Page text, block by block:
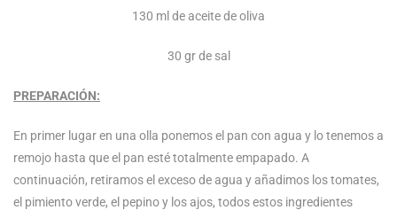
130 ml de aceite de oliva
30 gr de sal
PREPARACIÓN:
En primer lugar en una olla ponemos el pan con agua y lo tenemos a
remojo hasta que el pan esté totalmente empapado. A
continuación, retiramos el exceso de agua y añadimos los tomates,
el pimiento verde, el pepino y los ajos, todos estos ingredientes